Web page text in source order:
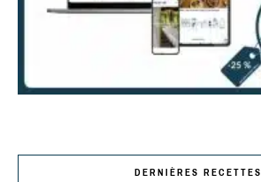
DERNIÈRES RECETTES